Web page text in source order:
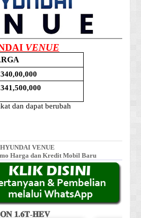
HYUNDAI VENUE
Harga dan Kredit Mobil Baru
𝟏.𝟔𝐓-𝐇𝐄𝐕